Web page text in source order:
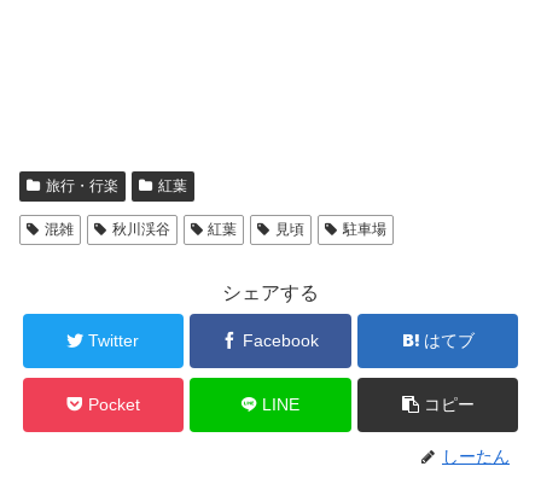
旅行・行楽 紅葉
混雑 秋川渓谷 紅葉 見頃 駐車場
シェアする
Twitter Facebook はてブ
Pocket LINE コピー
しーたん